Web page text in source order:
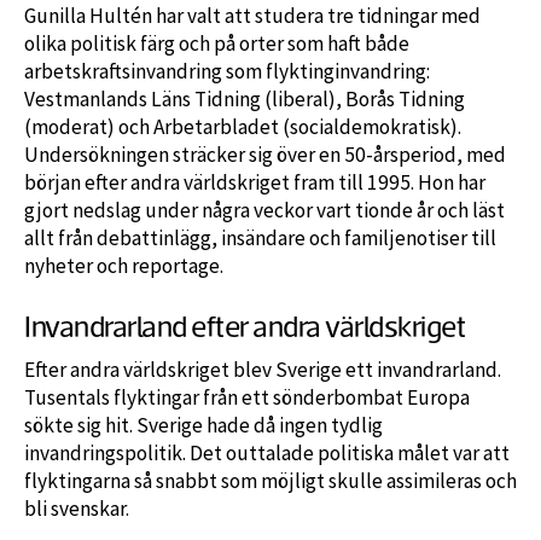
Gunilla Hultén har valt att studera tre tidningar med
olika politisk färg och på orter som haft både
arbetskraftsinvandring som flyktinginvandring:
Vestmanlands Läns Tidning (liberal), Borås Tidning
(moderat) och Arbetarbladet (socialdemokratisk).
Undersökningen sträcker sig över en 50-årsperiod, med
början efter andra världskriget fram till 1995. Hon har
gjort nedslag under några veckor vart tionde år och läst
allt från debattinlägg, insändare och familjenotiser till
nyheter och reportage.
Invandrarland efter andra världskriget
Efter andra världskriget blev Sverige ett invandrarland.
Tusentals flyktingar från ett sönderbombat Europa
sökte sig hit. Sverige hade då ingen tydlig
invandringspolitik. Det outtalade politiska målet var att
flyktingarna så snabbt som möjligt skulle assimileras och
bli svenskar.